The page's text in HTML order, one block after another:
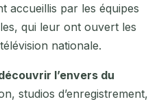
accueillis par les équipes
qui leur ont ouvert les
nationale.
l’envers du
studios d’enregistrement,